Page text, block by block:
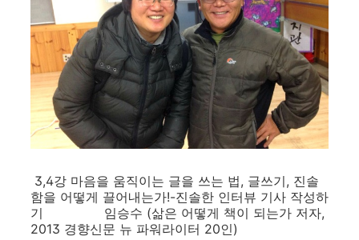
3,4강 마음을 움직이는 글을 쓰는 법, 글쓰기, 진솔
함을 어떻게 끌어내는가!-진솔한 인터뷰 기사 작성하
기 임승수 (삶은 어떻게 책이 되는가 저자,
2013 경향신문 뉴 파워라이터 20인)